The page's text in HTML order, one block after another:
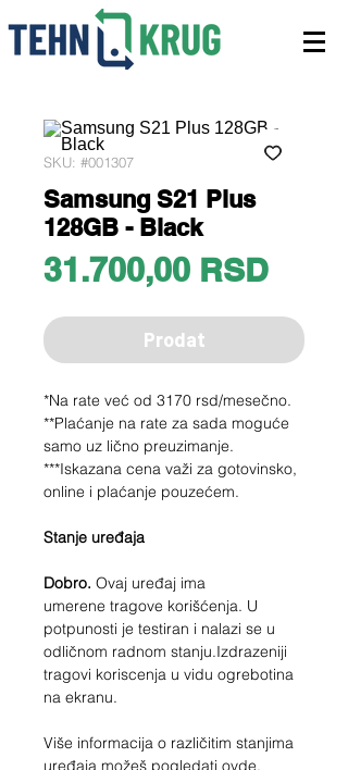
SKU: #001307
Samsung S21 Plus
128GB - Black
31.700,00 RSDPrice
Prodat
*Na rate već od 3170 rsd/mesečno.
**Plaćanje na rate za sada moguće
samo uz lično preuzimanje.
***Iskazana cena važi za gotovinsko,
online i plaćanje pouzećem.
Stanje uređaja
Dobro. Ovaj uređaj ima
umerene tragove korišćenja. U
potpunosti je testiran i nalazi se u
odličnom radnom stanju.Izdrazeniji
tragovi koriscenja u vidu ogrebotina
na ekranu.
Više informacija o različitim stanjima
uređaja možeš pogledati ovde.